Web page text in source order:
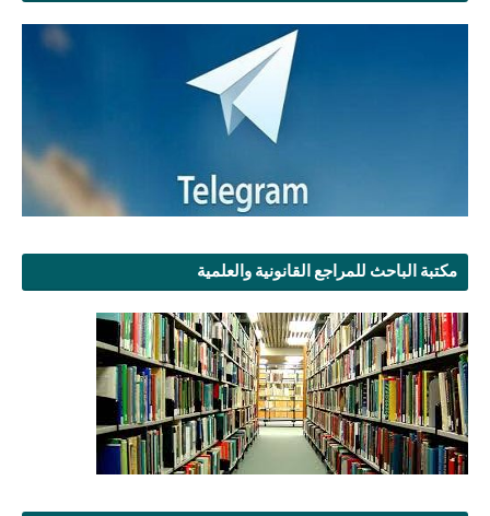
مكتبة الباحث للمراجع القانونية والعلمية